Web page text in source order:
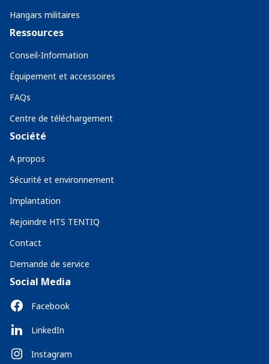
Hangars militaires
Ressources
Conseil-Information
Équipement et accessoires
FAQs
Centre de téléchargement
Société
A propos
Sécurité et environnement
Implantation
Rejoindre HTS TENTIQ
Contact
Demande de service
Social Media
Facebook
LinkedIn
Instagram